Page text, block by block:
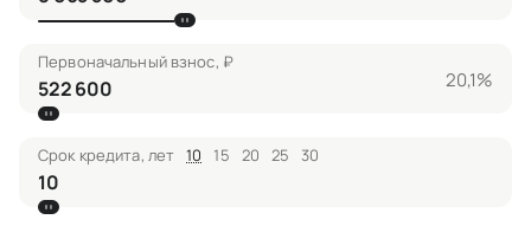
Первоначальный взнос, ₽
20,1%
Срок кредита, лет 10 15 20 25 30